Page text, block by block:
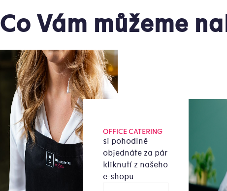
Co Vám můžeme
OFFICE CATERING
si pohodlně
objednáte za pár
kliknutí z našeho
e-shopu